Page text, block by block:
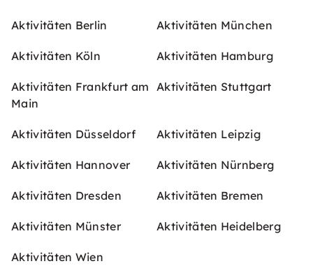
Aktivitäten Berlin Aktivitäten München
Aktivitäten Köln Aktivitäten Hamburg
Aktivitäten Frankfurt am
Main
Aktivitäten Stuttgart
Aktivitäten Düsseldorf Aktivitäten Leipzig
Aktivitäten Hannover Aktivitäten Nürnberg
Aktivitäten Dresden Aktivitäten Bremen
Aktivitäten Münster Aktivitäten Heidelberg
Aktivitäten Wien